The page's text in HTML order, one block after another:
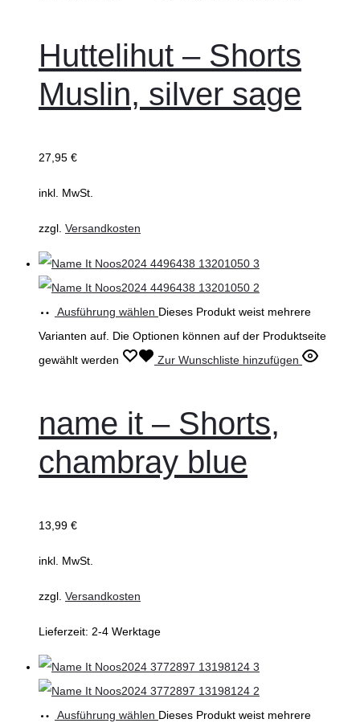
Huttelihut – Shorts
Muslin, silver sage
27,95 €
inkl. MwSt.
zzgl. Versandkosten
Ausführung wählen Dieses Produkt weist mehrere
Varianten auf. Die Optionen können auf der Produktseite
gewählt werden
Zur Wunschliste hinzufügen
name it – Shorts,
chambray blue
13,99 €
inkl. MwSt.
zzgl. Versandkosten
Lieferzeit: 2-4 Werktage
Ausführung wählen Dieses Produkt weist mehrere